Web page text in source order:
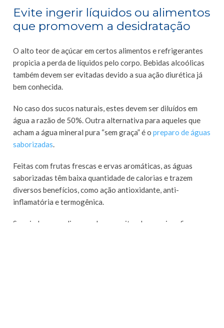
Evite ingerir líquidos ou alimentos
que promovem a desidratação
O alto teor de açúcar em certos alimentos e refrigerantes
propicia a perda de líquidos pelo corpo. Bebidas alcoólicas
também devem ser evitadas devido a sua ação diurética já
bem conhecida.
No caso dos sucos naturais, estes devem ser diluídos em
água a razão de 50%. Outra alternativa para aqueles que
acham a água mineral pura “sem graça” é opreparo de águas
saborizadas.
Feitas com frutas frescas e ervas aromáticas, as águas
saborizadas têm baixa quantidade de calorias e trazem
diversos benefícios, como ação antioxidante, anti-
inflamatória e termogênica.
Seguindo essas dicas, podemos evitar de maneira eficaz as